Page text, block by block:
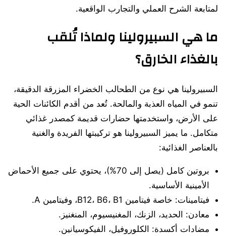
لمتابعة الشرح العملي والتجارب الواقعية.
ما هي السبيرولينا ولماذا تُلقب
بالغذاء الخارق؟
السبيرولينا هي نوع من الطحالب الخضراء المزرقة الدقيقة،
تنمو في المياه العذبة والمالحة. تُعد من أقدم الكائنات الحية
على الأرض، واستخدمتها حضارات قديمة كمصدر غذائي
متكامل. ما يميز السبيرولينا هو تركيبتها الفريدة والغنية
بالعناصر الغذائية:
بروتين كامل (يصل إلى 70%)، يحتوي على جميع الأحماض
الأمينية الأساسية.
فيتامينات: خاصة فيتامين B12، B6، B1، وفيتامين A.
معادن: الحديد، الزنك، المغنيسيوم، المنغنيز.
مضادات أكسدة: الكلوروفيل، الفيكوسيانين.